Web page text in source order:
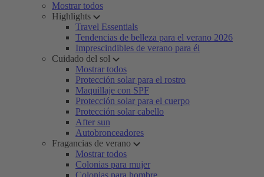
Mostrar todos
Highlights
Travel Essentials
Tendencias de belleza para el verano 2026
Imprescindibles de verano para él
Cuidado del sol
Mostrar todos
Protección solar para el rostro
Maquillaje con SPF
Protección solar para el cuerpo
Protección solar cabello
After sun
Autobronceadores
Fragancias de verano
Mostrar todos
Colonias para mujer
Colonias para hombre